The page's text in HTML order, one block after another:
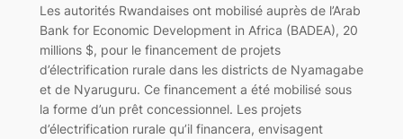
Les autorités Rwandaises ont mobilisé auprès de l’Arab
Bank for Economic Development in Africa (BADEA), 20
millions $, pour le financement de projets
d’électrification rurale dans les districts de Nyamagabe
et de Nyaruguru. Ce financement a été mobilisé sous
la forme d’un prêt concessionnel. Les projets
d’électrification rurale qu’il financera, envisagent